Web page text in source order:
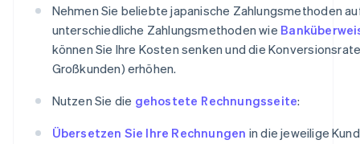
Nehmen Sie beliebte japanische Zahlungsmethoden
unterschiedliche Zahlungsmethoden wie
können Sie Ihre Kosten senken und die
Großkunden) erhöhen.
Nutzen Sie die gehostete Rechnungsseite:
Übersetzen Sie Ihre Rechnungen in die jeweilige